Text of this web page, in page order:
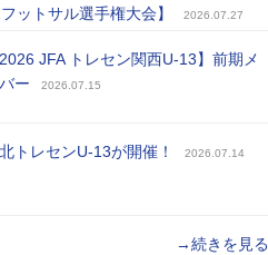
ットサル選手権大会】
2026.07.27
2026 JFA トレセン関西U-13】前期メ
ー
2026.07.15
トレセンU-13が開催！ 2026.07.14
→続きを見る